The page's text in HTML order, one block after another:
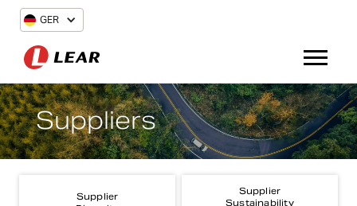
GER
Suppliers
Supplier
Supplier
Sustainability